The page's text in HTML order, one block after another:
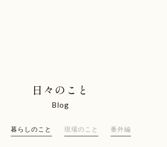
日々のこと
Blog
暮らしのこと 現場のこと 番外編